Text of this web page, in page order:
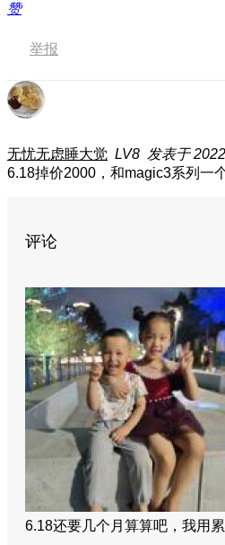
赞
举报
无忧无虑睡大觉 LV8 发表于
6.18掉价2000，和magic3系列一
评论
6.18还要几个月算算吧，我用